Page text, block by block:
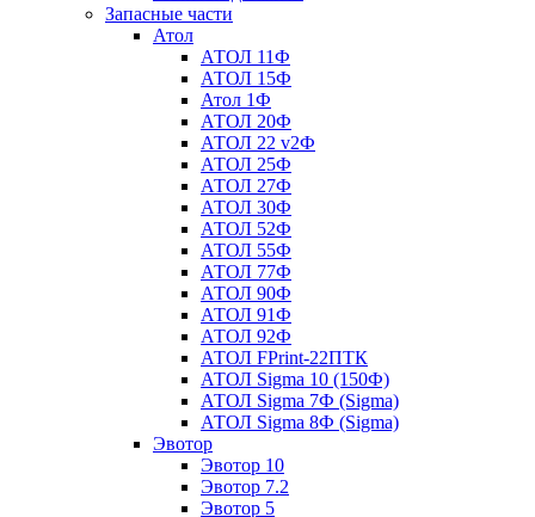
Запасные части
Атол
АТОЛ 11Ф
АТОЛ 15Ф
Атол 1Ф
АТОЛ 20Ф
АТОЛ 22 v2Ф
АТОЛ 25Ф
АТОЛ 27Ф
АТОЛ 30Ф
АТОЛ 52Ф
АТОЛ 55Ф
АТОЛ 77Ф
АТОЛ 90Ф
АТОЛ 91Ф
АТОЛ 92Ф
АТОЛ FPrint-22ПТК
АТОЛ Sigma 10 (150Ф)
АТОЛ Sigma 7Ф (Sigma)
АТОЛ Sigma 8Ф (Sigma)
Эвотор
Эвотор 10
Эвотор 7.2
Эвотор 5